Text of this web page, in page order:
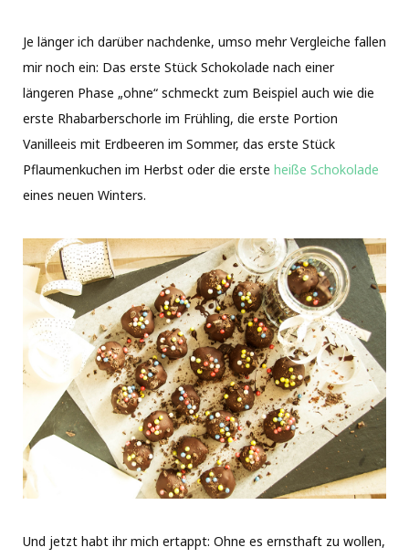
Je länger ich darüber nachdenke, umso mehr Vergleiche fallen
mir noch ein: Das erste Stück Schokolade nach einer
längeren Phase „ohne“ schmeckt zum Beispiel auch wie die
erste Rhabarberschorle im Frühling, die erste Portion
Vanilleeis mit Erdbeeren im Sommer, das erste Stück
Pflaumenkuchen im Herbst oder die erste heiße Schokolade
eines neuen Winters.
Und jetzt habt ihr mich ertappt: Ohne es ernsthaft zu wollen,